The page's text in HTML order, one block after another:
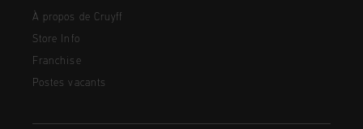
À propos de Cruyff
Store Info
Franchise
Postes vacants